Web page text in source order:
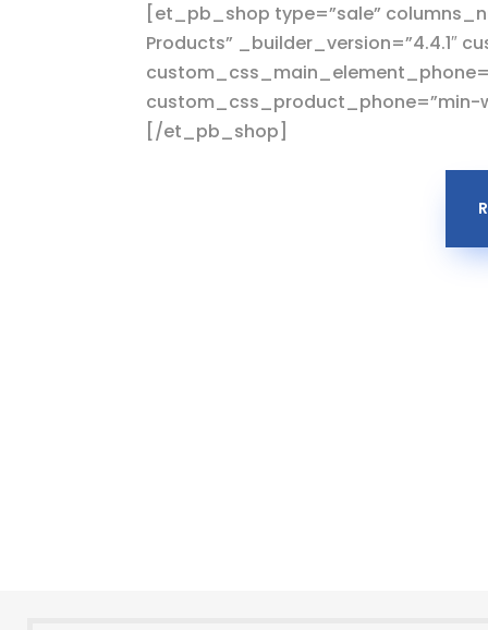
[et_pb_shop type=”sale”
Products” _builder_version=”4.4.1″
custom_css_product_phone=”min-
[/et_pb_shop]